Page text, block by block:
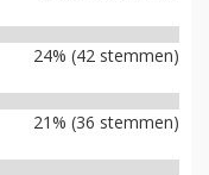
24% (42 stemmen)
21% (36 stemmen)